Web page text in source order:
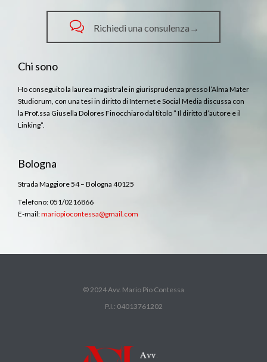
 Richiedi una consulenza→
Chi sono
Ho conseguito la laurea magistrale in giurisprudenza presso l’Alma Mater
Studiorum, con una tesi in diritto di Internet e Social Media discussa con
la Prof.ssa Giusella Dolores Finocchiaro dal titolo ” Il diritto d’autore e il
Linking”.
Bologna
Strada Maggiore 54 – Bologna 40125
Telefono: 051/0216866
E-mail:mariopiocontessa@gmail.com
© 2024 Avv. Mario Pio Contessa
P.I.: 04013761202